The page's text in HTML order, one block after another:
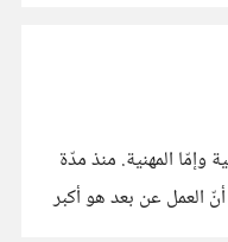
وإمّا المهنية. منذ مدّة
العمل عن بعد هو أكبر